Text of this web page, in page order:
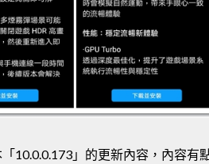
10.0.0.173」的更新內容，內容有